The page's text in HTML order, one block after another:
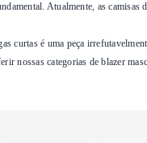
Atualmente, as camisas
curtas é uma peça
nossas categorias deblazer